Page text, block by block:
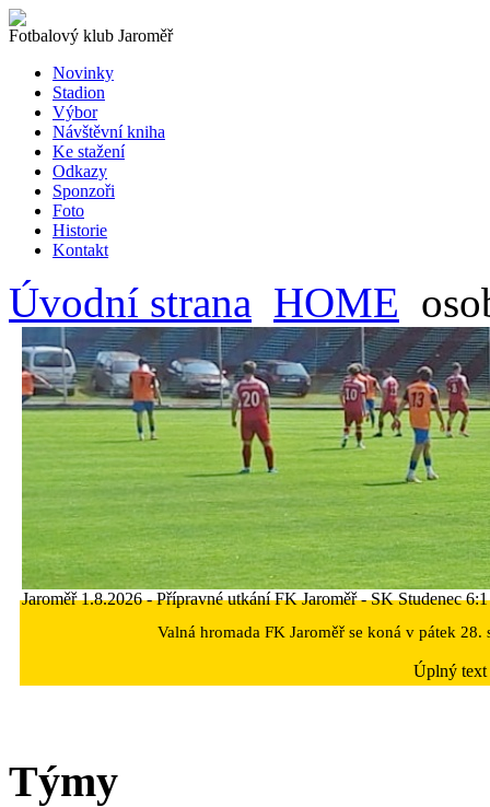
Fotbalový klub Jaroměř
Novinky
Stadion
Výbor
Návštěvní kniha
Ke stažení
Odkazy
Sponzoři
Foto
Historie
Kontakt
Úvodní strana HOME
Jaroměř 1.8.2026 - Přípravné utkání FK Jaroměř - SK Studenec
Valná hromada FK Jaroměř se koná v pátek
Úplný
Týmy